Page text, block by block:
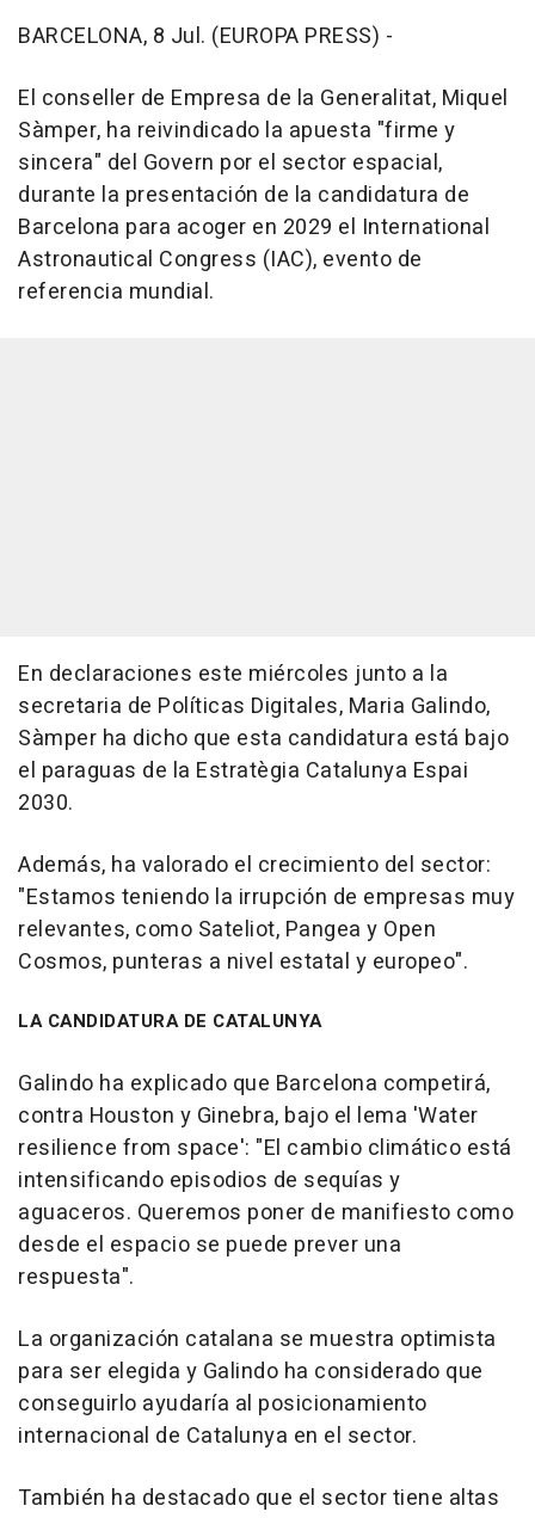
BARCELONA, 8 Jul. (EUROPA PRESS) -
El conseller de Empresa de la Generalitat, Miquel
Sàmper, ha reivindicado la apuesta "firme y
sincera" del Govern por el sector espacial,
durante la presentación de la candidatura de
Barcelona para acoger en 2029 el International
Astronautical Congress (IAC), evento de
referencia mundial.
En declaraciones este miércoles junto a la
secretaria de Políticas Digitales, Maria Galindo,
Sàmper ha dicho que esta candidatura está bajo
el paraguas de la Estratègia Catalunya Espai
2030.
Además, ha valorado el crecimiento del sector:
"Estamos teniendo la irrupción de empresas muy
relevantes, como Sateliot, Pangea y Open
Cosmos, punteras a nivel estatal y europeo".
LA CANDIDATURA DE CATALUNYA
Galindo ha explicado que Barcelona competirá,
contra Houston y Ginebra, bajo el lema 'Water
resilience from space': "El cambio climático está
intensificando episodios de sequías y
aguaceros. Queremos poner de manifiesto como
desde el espacio se puede prever una
respuesta".
La organización catalana se muestra optimista
para ser elegida y Galindo ha considerado que
conseguirlo ayudaría al posicionamiento
internacional de Catalunya en el sector.
También ha destacado que el sector tiene altas